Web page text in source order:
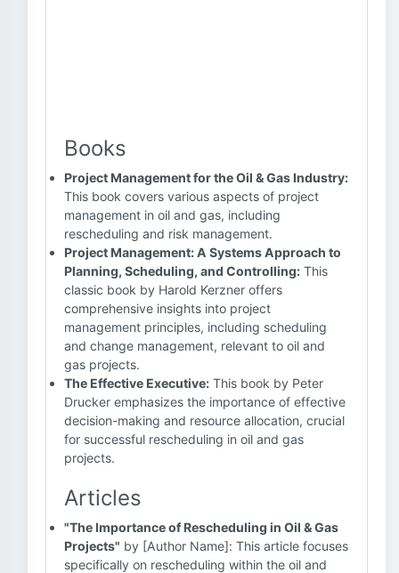
Books
Project Management for the Oil & Gas Industry:
This book covers various aspects of project
management in oil and gas, including
rescheduling and risk management.
Project Management: A Systems Approach to
Planning, Scheduling, and Controlling: This
classic book by Harold Kerzner offers
comprehensive insights into project
management principles, including scheduling
and change management, relevant to oil and
gas projects.
The Effective Executive: This book by Peter
Drucker emphasizes the importance of effective
decision-making and resource allocation, crucial
for successful rescheduling in oil and gas
projects.
Articles
"The Importance of Rescheduling in Oil & Gas
Projects" by [Author Name]: This article focuses
specifically on rescheduling within the oil and